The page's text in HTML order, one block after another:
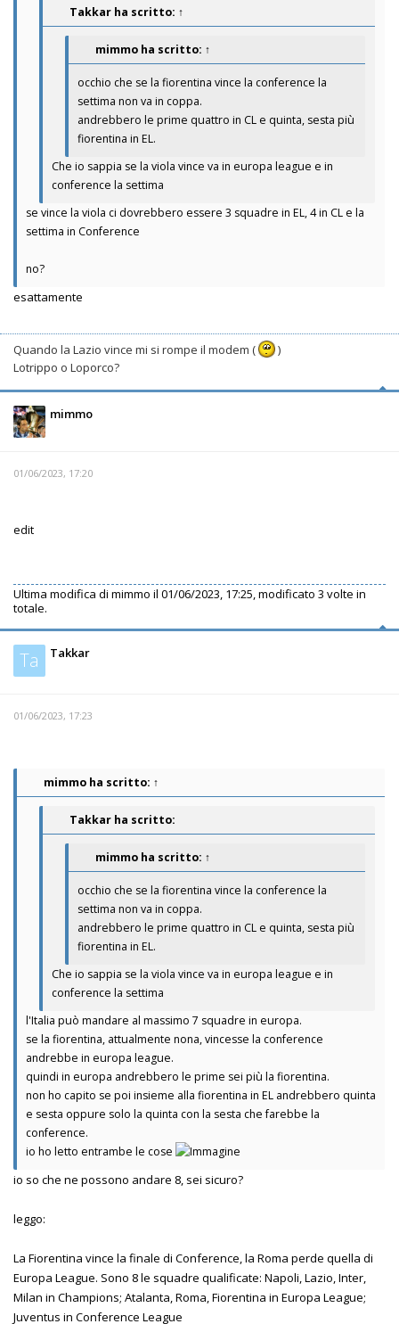
Takkar ha scritto: ↑
mimmo ha scritto: ↑
occhio che se la fiorentina vince la conference la
settima non va in coppa.
andrebbero le prime quattro in CL e quinta, sesta più
fiorentina in EL.
Che io sappia se la viola vince va in europa league e in
conference la settima
se vince la viola ci dovrebbero essere 3 squadre in EL, 4 in CL e la
settima in Conference
no?
esattamente
Quando la Lazio vince mi si rompe il modem (
)
Lotrippo o Loporco?
mimmo
01/06/2023, 17:20
edit
Ultima modifica di mimmo il 01/06/2023, 17:25, modificato 3 volte in
totale.
Ta Takkar
01/06/2023, 17:23
mimmo ha scritto: ↑
Takkar ha scritto:
mimmo ha scritto: ↑
occhio che se la fiorentina vince la conference la
settima non va in coppa.
andrebbero le prime quattro in CL e quinta, sesta più
fiorentina in EL.
Che io sappia se la viola vince va in europa league e in
conference la settima
l'Italia può mandare al massimo 7 squadre in europa.
se la fiorentina, attualmente nona, vincesse la conference
andrebbe in europa league.
quindi in europa andrebbero le prime sei più la fiorentina.
non ho capito se poi insieme alla fiorentina in EL andrebbero quinta
e sesta oppure solo la quinta con la sesta che farebbe la
conference.
io ho letto entrambe le cose
io so che ne possono andare 8, sei sicuro?
leggo:
La Fiorentina vince la finale di Conference, la Roma perde quella di
Europa League. Sono 8 le squadre qualificate: Napoli, Lazio, Inter,
Milan in Champions; Atalanta, Roma, Fiorentina in Europa League;
Juventus in Conference League